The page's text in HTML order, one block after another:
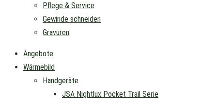
Pflege & Service
Gewinde schneiden
Gravuren
Angebote
Wärmebild
Handgeräte
JSA Nightlux Pocket Trail Serie